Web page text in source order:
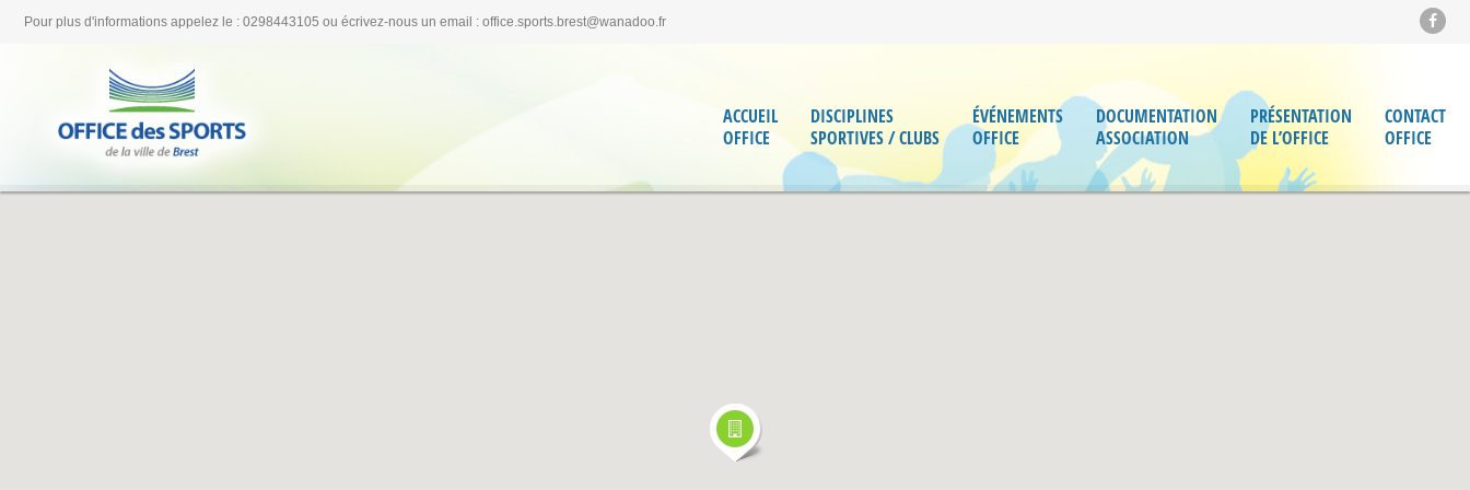
Pour plus d'informations appelez le : 0298443105 ou écrivez-nous un email : office.sports.brest@wanadoo.fr
ACCUEIL
OFFICE
DISCIPLINES
SPORTIVES / CLUBS
ÉVÉNEMENTS
OFFICE
DOCUMENTATION
ASSOCIATION
PRÉSENTATION
DE L’OFFICE
CONTACT
OFFICE